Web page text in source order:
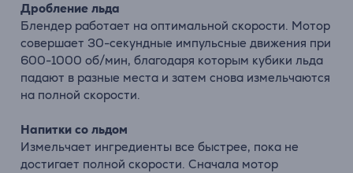
Дробление льда
Блендер работает на оптимальной скорости. Мотор
совершает 30-секундные импульсные движения при
600-1000 об/мин, благодаря которым кубики льда
падают в разные места и затем снова измельчаются
на полной скорости.
Напитки со льдом
Измельчает ингредиенты все быстрее, пока не
достигает полной скорости. Сначала мотор